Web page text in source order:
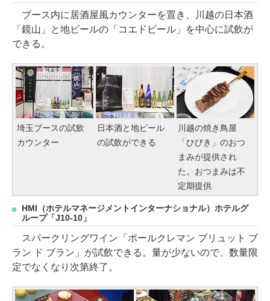
ブース内に居酒屋風カウンターを置き、川越の日本酒
「鏡山」と地ビールの「コエドビール」を中心に試飲が
できる。
埼玉ブースの試飲
カウンター
日本酒と地ビール
の試飲ができる
川越の焼き鳥屋
「ひびき」のおつ
まみが提供され
た。おつまみは不
定期提供
HMI（ホテルマネージメントインターナショナル）ホテルグ
ループ「J10-10」
スパークリングワイン「ポールクレマン ブリュット ブ
ラン ド ブラン」が試飲できる。量が少ないので、数量限
定でなくなり次第終了。